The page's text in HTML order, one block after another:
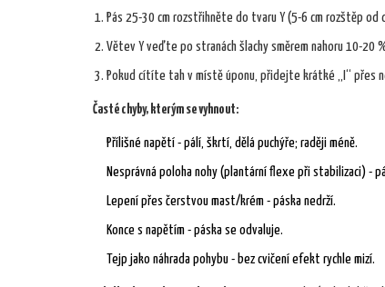
Pás 25-30 cm rozstřihněte do tvaru Y (5-6 cm rozštěp
Větev Y veďte po stranách šlachy směrem nahoru 10-20
Pokud cítíte tah v místě úponu, přidejte krátké „I“ přes
Časté chyby, kterým se vyhnout:
Přílišné napětí - pálí, škrtí, dělá puchýře; raději méně.
Nesprávná poloha nohy (plantární flexe při stabilizaci) -
Lepení přes čerstvou mast/krém - páska nedrží.
Konce s napětím - páska se odvaluje.
Tejp jako náhrada pohybu - bez cvičení efekt rychle mizí.